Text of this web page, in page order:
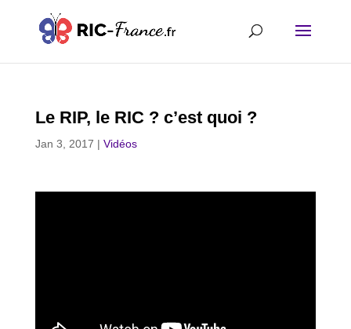
Le RIP, le RIC ? c’est quoi ?
Jan 3, 2017 | Vidéos